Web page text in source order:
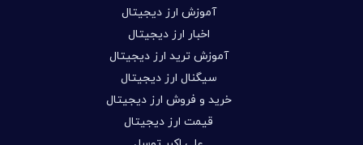
آموزش ارز دیجیتال
اخبار ارز دیجیتال
آموزش ترید ارز دیجیتال
سیگنال ارز دیجیتال
خرید و فروش ارز دیجیتال
قیمت ارز دیجیتال